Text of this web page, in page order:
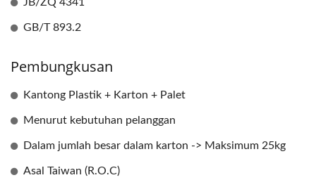
GB/T 893.2
Pembungkusan
Kantong Plastik + Karton + Palet
Menurut kebutuhan pelanggan
Dalam jumlah besar dalam karton -> Maksimum 25kg
Asal Taiwan (R.O.C)